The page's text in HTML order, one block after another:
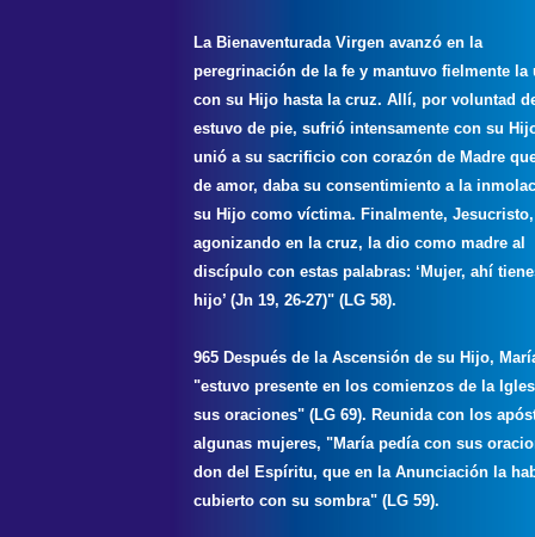
La Bienaventurada Virgen avanzó en la
peregrinación de la fe y mantuvo fielmente la
con su Hijo hasta la cruz. Allí, por voluntad
estuvo de pie, sufrió intensamente con su
unió a su sacrificio con corazón de Madre
de amor, daba su consentimiento a la
su Hijo como víctima. Finalmente, Jesucristo,
agonizando en la cruz, la dio como madre al
discípulo con estas palabras: ‘Mujer, ahí
hijo’ (Jn 19, 26-27)" (LG 58).
965 Después de la Ascensión de su Hijo,
"estuvo presente en los comienzos de la
sus oraciones" (LG 69). Reunida con los
algunas mujeres, "María pedía con sus
don del Espíritu, que en la Anunciación la
cubierto con su sombra" (LG 59).